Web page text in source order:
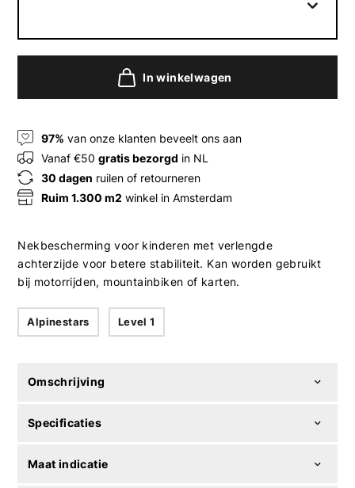
In winkelwagen
97% van onze klanten beveelt ons aan
Vanaf €50gratis bezorgd in NL
30 dagen ruilen of retourneren
Ruim 1.300 m2 winkel in Amsterdam
Nekbescherming voor kinderen met verlengde
achterzijde voor betere stabiliteit. Kan worden gebruikt
bij motorrijden, mountainbiken of karten.
Alpinestars Level 1
Omschrijving
Specificaties
Maat indicatie